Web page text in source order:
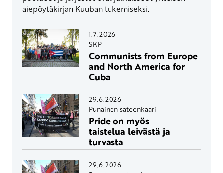
aiepöytäkirjan Kuuban tukemiseksi.
1.7.2026
SKP
Communists from Europe
and North America for
Cuba
29.6.2026
Punainen sateenkaari
Pride on myös
taistelua leivästä ja
turvasta
29.6.2026